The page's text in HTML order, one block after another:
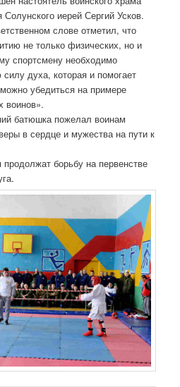
иерей Сергий Усков.
слове отметил, что
не только физических, но и
спортсмену необходимо
духа, которая и помогает
убедиться на примере
воинов».
батюшка пожелал воинам
в сердце и мужества на пути к
борьбу на первенстве